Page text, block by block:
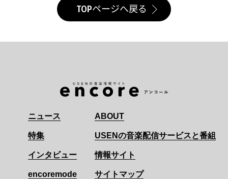
TOPページへ戻る
ニュース
特集
インタビュー
encoremode
ABOUT
USENの音楽配信サービスと番組
情報サイト
サイトマップ